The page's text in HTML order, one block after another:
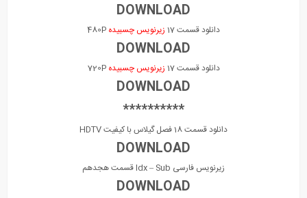
DOWNLOAD
دانلود قسمت 17 زیرنویس چسبیده
DOWNLOAD
دانلود قسمت 17 زیرنویس چسبیده 720P
DOWNLOAD
**********
دانلود قسمت 18 فصل گیلاس با کیفیت HDTV
DOWNLOAD
زیرنویس فارسی Idx – Sub قسمت هجدهم
DOWNLOAD